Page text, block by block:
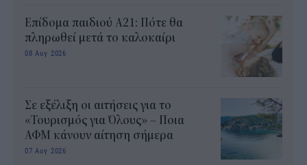
Επίδομα παιδιού Α21: Πότε θα
πληρωθεί μετά το καλοκαίρι
08 Αυγ 2026
Σε εξέλιξη οι αιτήσεις για το
«Τουρισμός για Όλους» – Ποια
ΑΦΜ κάνουν αίτηση σήμερα
07 Αυγ 2026